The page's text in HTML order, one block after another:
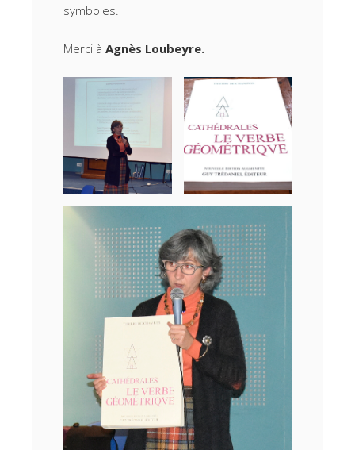
symboles.
Merci à Agnès Loubeyre.